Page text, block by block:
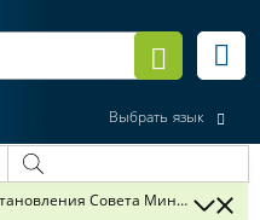
Выбрать язык
Совета Министров